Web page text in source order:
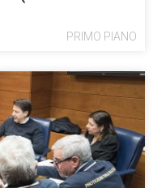
PRIMO PIANO